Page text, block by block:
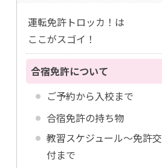
運転免許トロッカ！は
ここがスゴイ！
合宿免許について
ご予約から入校まで
合宿免許の持ち物
教習スケジュール～免許交
付まで